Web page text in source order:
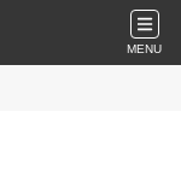
MENU